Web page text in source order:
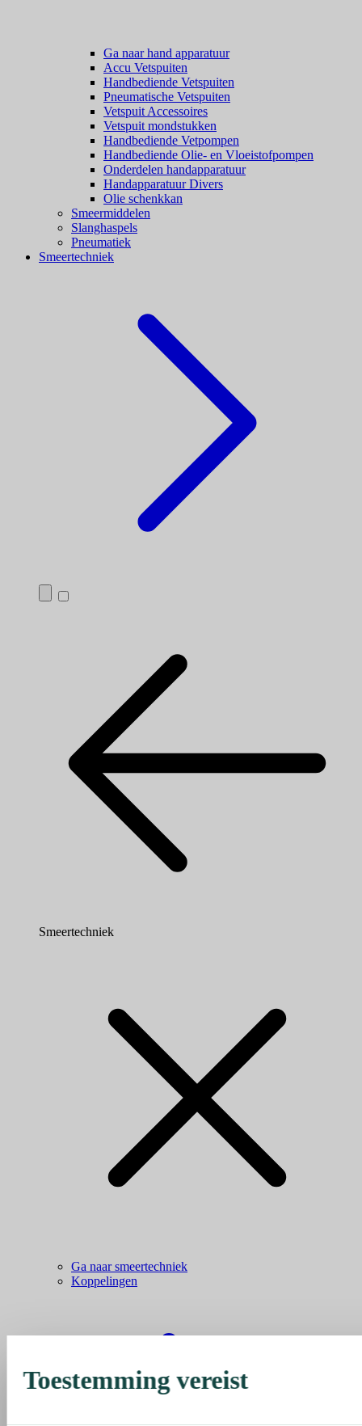
Ga naar hand apparatuur
Accu Vetspuiten
Handbediende Vetspuiten
Pneumatische Vetspuiten
Vetspuit Accessoires
Vetspuit mondstukken
Handbediende Vetpompen
Handbediende Olie- en Vloeistofpompen
Onderdelen handapparatuur
Handapparatuur Divers
Olie schenkkan
Smeermiddelen
Slanghaspels
Pneumatiek
Smeertechniek
Smeertechniek
Ga naar smeertechniek
Koppelingen
Toestemming vereist